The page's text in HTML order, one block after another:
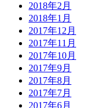
2018年2月
2018年1月
2017年12月
2017年11月
2017年10月
2017年9月
2017年8月
2017年7月
2017年6月